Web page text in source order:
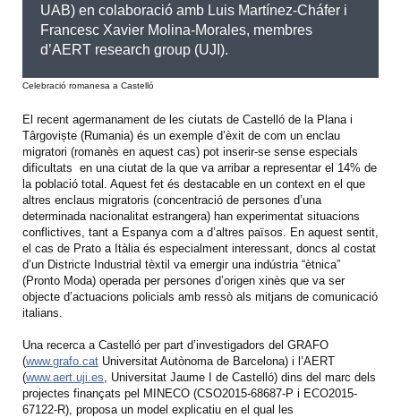
UAB) en colaboració amb Luis Martínez-Cháfer i
Francesc Xavier Molina-Morales, membres
d’AERT research group (UJI).
Celebració romanesa a Castelló
El recent agermanament de les ciutats de Castelló de la Plana i
Târgoviște (Rumania) és un exemple d’èxit de com un enclau
migratori (romanès en aquest cas) pot inserir-se sense especials
dificultats en una ciutat de la que va arribar a representar el 14% de
la població total. Aquest fet és destacable en un context en el que
altres enclaus migratoris (concentració de persones d’una
determinada nacionalitat estrangera) han experimentat situacions
conflictives, tant a Espanya com a d’altres països. En aquest sentit,
el cas de Prato a Itàlia és especialment interessant, doncs al costat
d’un Districte Industrial tèxtil va emergir una indústria “ètnica”
(Pronto Moda) operada per persones d’origen xinès que va ser
objecte d’actuacions policials amb ressò als mitjans de comunicació
italians.
Una recerca a Castelló per part d’investigadors del GRAFO
(www.grafo.cat Universitat Autònoma de Barcelona) i l’AERT
(www.aert.uji.es, Universitat Jaume I de Castelló) dins del marc dels
projectes finançats pel MINECO (CSO2015-68687-P i ECO2015-
67122-R), proposa un model explicatiu en el qual les